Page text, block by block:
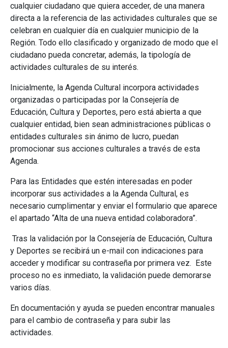
cualquier ciudadano que quiera acceder, de una manera
directa a la referencia de las actividades culturales que se
celebran en cualquier día en cualquier municipio de la
Región. Todo ello clasificado y organizado de modo que el
ciudadano pueda concretar, además, la tipología de
actividades culturales de su interés.
Inicialmente, la Agenda Cultural incorpora actividades
organizadas o participadas por la Consejería de
Educación, Cultura y Deportes, pero está abierta a que
cualquier entidad, bien sean administraciones públicas o
entidades culturales sin ánimo de lucro, puedan
promocionar sus acciones culturales a través de esta
Agenda.
Para las Entidades que estén interesadas en poder
incorporar sus actividades a la Agenda Cultural, es
necesario cumplimentar y enviar el formulario que aparece
el apartado “Alta de una nueva entidad colaboradora”.
Tras la validación por la Consejería de Educación, Cultura
y Deportes se recibirá un e-mail con indicaciones para
acceder y modificar su contraseña por primera vez. Este
proceso no es inmediato, la validación puede demorarse
varios días.
En documentación y ayuda se pueden encontrar manuales
para el cambio de contraseña y para subir las
actividades.